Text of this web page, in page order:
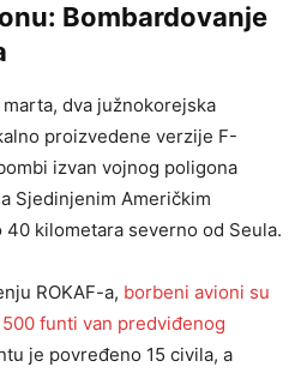
Bombardovanje
dva južnokorejska
proizvedene verzije F-
izvan vojnog poligona
Sjedinjenim Američkim
40 kilometara severno od Seula.
ROKAF-a, borbeni avioni su
funti van predviđenog
je povređeno 15 civila, a